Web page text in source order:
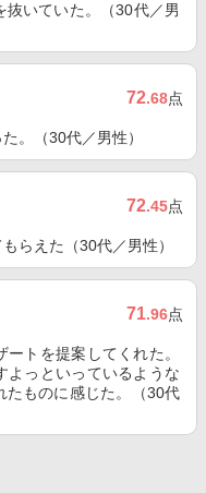
いていた。（30代／男
72.68点
。（30代／男性）
72.45点
らえた（30代／男性）
71.96点
トを提案してくれた。
よっといっているような
たものに感じた。（30代